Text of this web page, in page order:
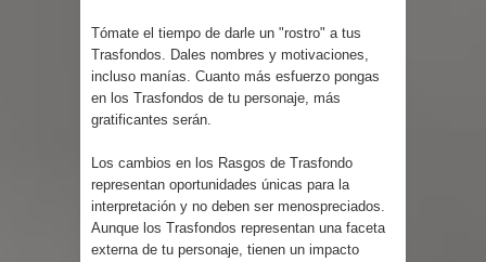
Tómate el tiempo de darle un "rostro" a tus
Trasfondos. Dales nombres y motivaciones,
incluso manías. Cuanto más esfuerzo pongas
en los Trasfondos de tu personaje, más
gratificantes serán.
Los cambios en los Rasgos de Trasfondo
representan oportunidades únicas para la
interpretación y no deben ser menospreciados.
Aunque los Trasfondos representan una faceta
externa de tu personaje, tienen un impacto